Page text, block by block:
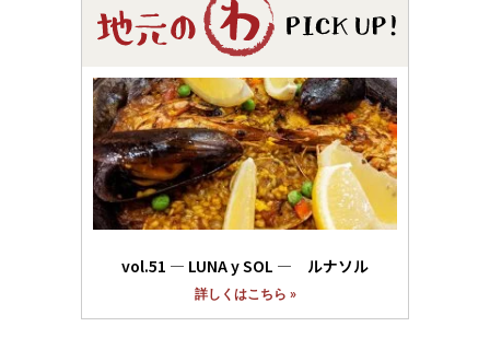
vol.51 ― LUNA y SOL ― ルナソル
詳しくはこちら »